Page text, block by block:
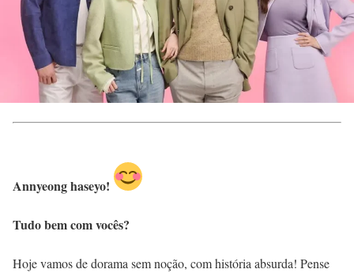
Annyeong haseyo!
Tudo bem com vocês?
Hoje vamos de dorama sem noção, com história absurda! Pense